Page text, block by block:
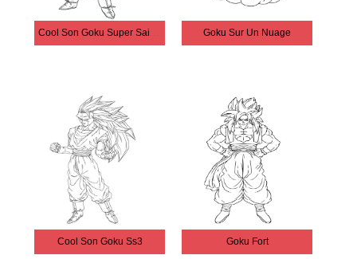
Cool Son Goku Super Saiyan Ss2 Goku Sur Un Nuage
Cool Son Goku Ss3 Goku Fort